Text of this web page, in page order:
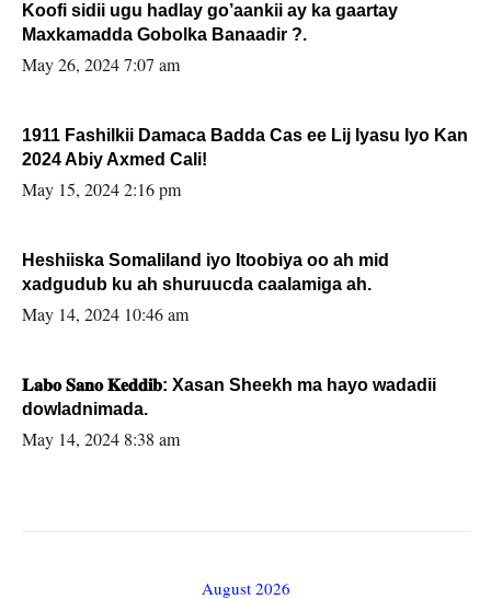
Koofi sidii ugu hadlay go’aankii ay ka gaartay
Maxkamadda Gobolka Banaadir ?.
May 26, 2024 7:07 am
1911 Fashilkii Damaca Badda Cas ee Lij Iyasu Iyo Kan
2024 Abiy Axmed Cali!
May 15, 2024 2:16 pm
Heshiiska Somaliland iyo Itoobiya oo ah mid
xadgudub ku ah shuruucda caalamiga ah.
May 14, 2024 10:46 am
𝐋𝐚𝐛𝐨 𝐒𝐚𝐧𝐨 𝐊𝐞𝐝𝐝𝐢𝐛: Xasan Sheekh ma hayo wadadii
dowladnimada.
May 14, 2024 8:38 am
August 2026